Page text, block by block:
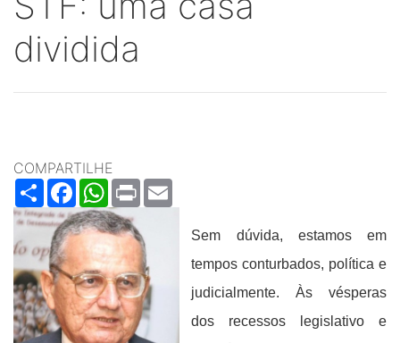
dividida
COMPARTILHE
ShareFacebookWhatsApp
Print
Sem dúvida, estamos em
tempos conturbados, política e
judicialmente. Às vésperas
dos recessos legislativo e